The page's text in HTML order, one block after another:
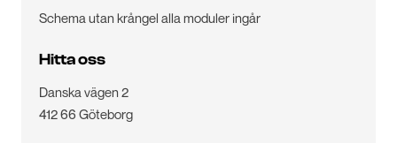
Schema utan krångel alla moduler ingår
Hitta oss
Danska vägen 2
412 66 Göteborg